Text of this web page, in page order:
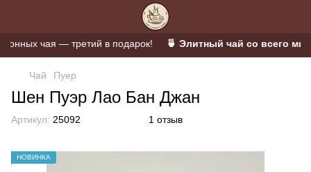
чая — третий в подарок! 🍵 Элитный чай со всего
Чай Пуер
Шен Пуэр Лао Бан Джан
Артикул: 25092 1 отзыв
НОВИНКА